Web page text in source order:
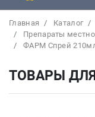
Главная Каталог
Препараты
ФАРМ Спрей
ТОВАРЫ